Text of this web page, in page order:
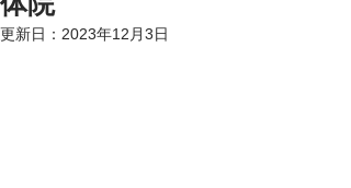
更新日： 2023年12月3日